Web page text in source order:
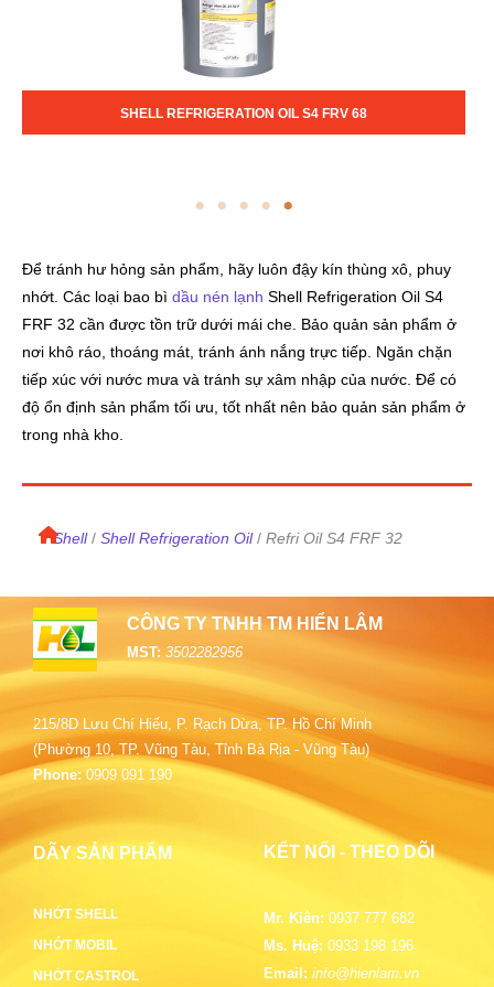
SHELL REFRIGERATION OIL S2 FRA 46
Để tránh hư hỏng sản phẩm, hãy luôn đậy kín thùng xô, phuy
nhớt. Các loại bao bì dầu nén lạnh Shell Refrigeration Oil S4
FRF 32 cần được tồn trữ dưới mái che. Bảo quản sản phẩm ở
nơi khô ráo, thoáng mát, tránh ánh nắng trực tiếp. Ngăn chặn
tiếp xúc với nước mưa và tránh sự xâm nhập của nước. Để có
độ ổn định sản phẩm tối ưu, tốt nhất nên bảo quản sản phẩm ở
trong nhà kho.
/ Shell / Shell Refrigeration Oil/ Refri Oil S4 FRF 32
CÔNG TY TNHH TM HIỂN LÂM
MST: 3502282956
215/8D Lưu Chí Hiếu, P. Rạch Dừa, TP. Hồ Chí Minh
(Phường 10, TP. Vũng Tàu, Tỉnh Bà Rịa - Vũng Tàu)
Phone: 0909 091 190
DÃY SẢN PHẨM
NHỚT SHELL
NHỚT MOBIL
NHỚT CASTROL
KẾT NỐI - THEO DÕI
Mr. Kiên: 0937 777 682
Ms. Huệ: 0933 198 196
Email: info@hienlam.vn